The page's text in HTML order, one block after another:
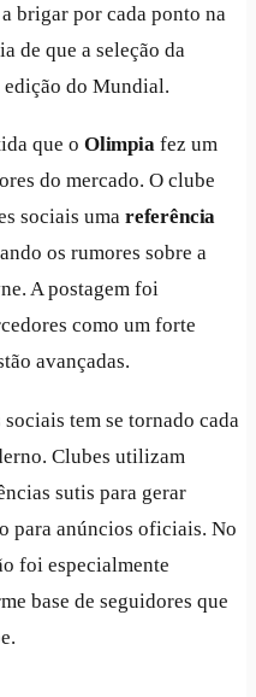
brigar por cada ponto na
de que a seleção da
edição do Mundial.
que o Olimpiafez um
do mercado. O clube
sociais uma referência
os rumores sobre a
A postagem foi
como um forte
avançadas.
tem se tornado cada
Clubes utilizam
sutis para gerar
para anúncios oficiais. No
foi especialmente
base de seguidores que